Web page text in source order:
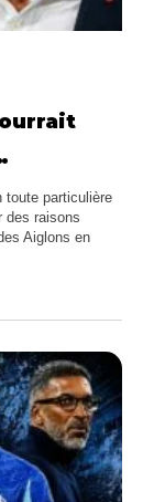
toute particulière
des raisons
Aiglons en